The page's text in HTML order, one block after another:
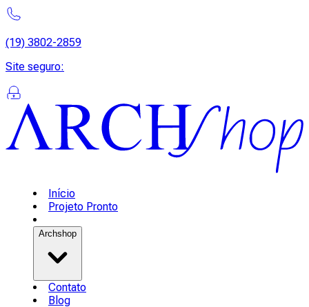
(19) 3802-2859
Site seguro:
Início
Projeto Pronto
Archshop
Contato
Blog